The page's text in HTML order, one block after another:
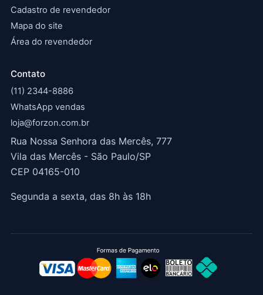
Cadastro de revendedor
Mapa do site
Área do revendedor
Contato
(11) 2344-8886
WhatsApp vendas
loja@forzon.com.br
Rua Nossa Senhora das Mercês, 777
Vila das Mercês - São Paulo/SP
CEP 04165-010
Segunda a sexta, das 8h às 18h